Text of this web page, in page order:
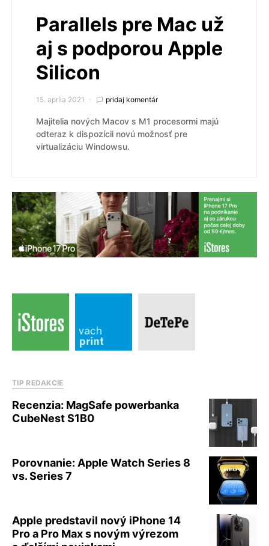
Parallels pre Mac už
aj s podporou Apple
Silicon
15. apríla 2021 pridaj komentár
Majitelia nových Macov s M1 procesormi majú
odteraz k dispozícii novú možnosť pre
virtualizáciu Windowsu.
TIP REDAKCIE
Recenzia: MagSafe powerbanka
CubeNest S1B0
Porovnanie: Apple Watch Series 8
vs. Series 7
Apple predstavil nový iPhone 14
Pro a Pro Max s novým výrezom